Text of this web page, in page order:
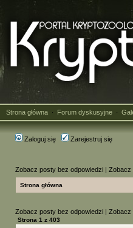
Strona główna · Forum dyskusyjne ·
Zaloguj się Zarejestruj się
Zobacz posty bez odpowiedzi | Zobacz
Strona główna
Zobacz posty bez odpowiedzi | Zobacz
Strona 1 z 403